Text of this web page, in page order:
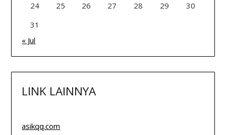
24
25 26 27 28 29
30
31
« Jul
LINK LAINNYA
asikqq.com